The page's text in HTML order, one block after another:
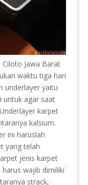
Jawa Barat
waktu tiga hari
underlayer yaitu
untuk agar saat
karpet
kalsium.
ini haruslah
yang telah
jenis karpet
wajib dimiliki
strack,